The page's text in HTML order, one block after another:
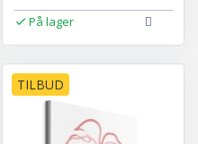
På lager
TILBUD